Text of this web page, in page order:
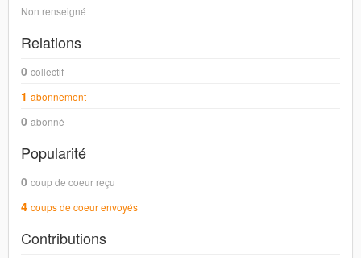
Non renseigné
Relations
0 collectif
1 abonnement
0 abonné
Popularité
0 coup de coeur reçu
4 coups de coeur envoyés
Contributions